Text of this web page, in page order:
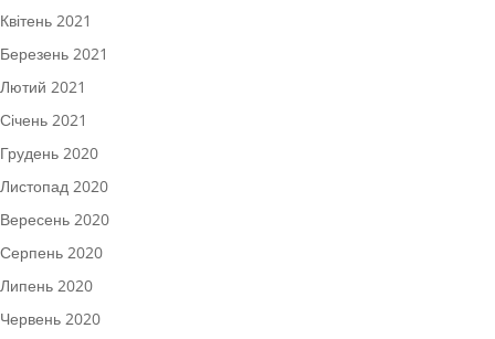
Квітень 2021
Березень 2021
Лютий 2021
Січень 2021
Грудень 2020
Листопад 2020
Вересень 2020
Серпень 2020
Липень 2020
Червень 2020